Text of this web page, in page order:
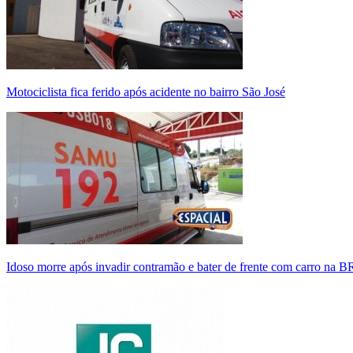
Motociclista fica ferido após acidente no bairro São José
Idoso morre após invadir contramão e bater de frente com carro na